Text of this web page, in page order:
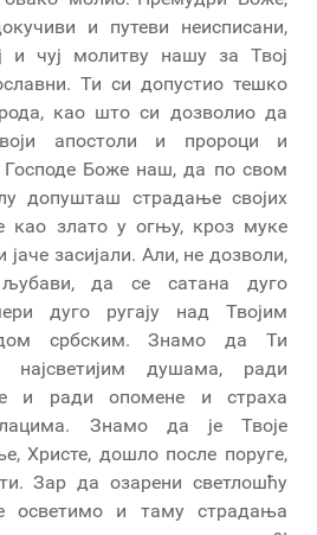
и путеви неисписани,
и чуј молитву нашу за Твој
Ти си допустио тешко
као што си дозволио да
апостоли и пророци и
Боже наш, да по свом
допушташ страдање својих
као злато у огњу, кроз муке
засијали. Али, не дозволи,
да се сатана дуго
дуго ругају над Твојим
србским. Знамо да Ти
душама, ради
и ради опомене и страха
Знамо да је Твоје
Христе, дошло после поруге,
Зар да озарени светлошћу
осветимо и таму страдања